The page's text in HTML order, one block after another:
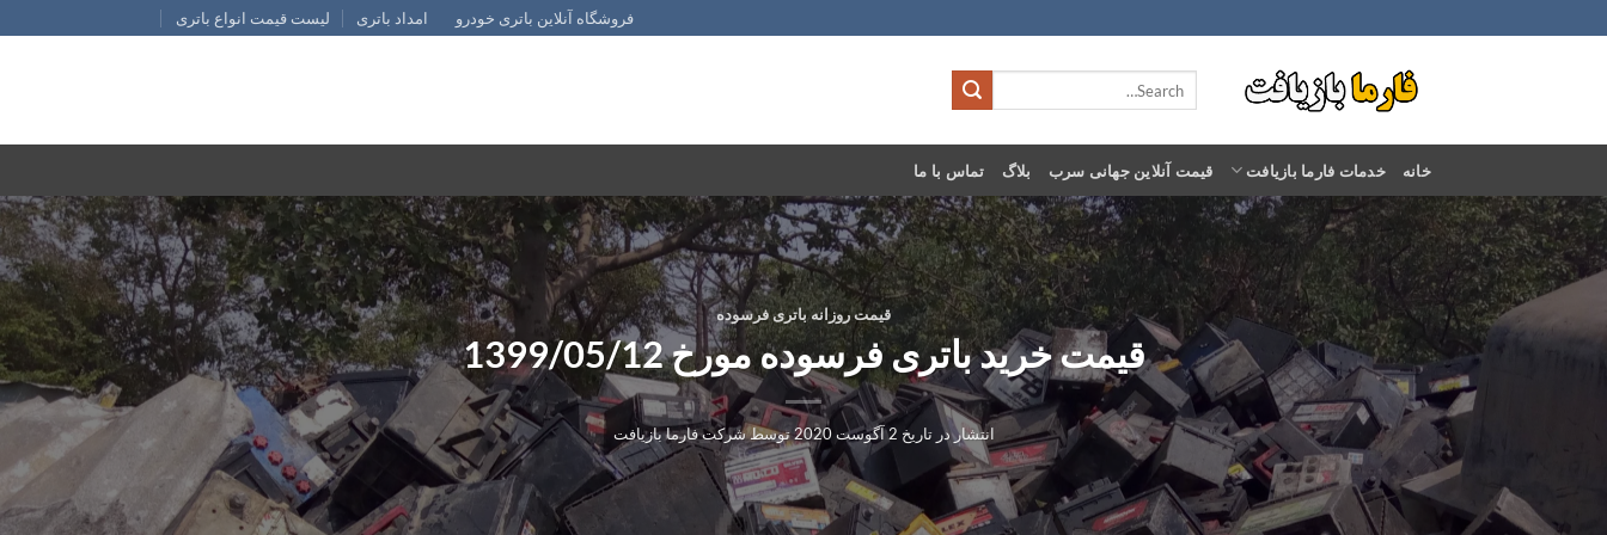
to
فروشگاه آنلاین باتری خودرو امداد باتری لیست قیمت انواع باتری
خانه خدمات فارما بازیافت قیمت آنلاین جهانی سرب بلاگ تماس با ما
قیمت روزانه باتری فرسوده
قیمت خرید باتری فرسوده مورخ 1399/05/12
انتشار در تاریخ 2 آگوست 2020 توسطشرکت فارما بازیافت